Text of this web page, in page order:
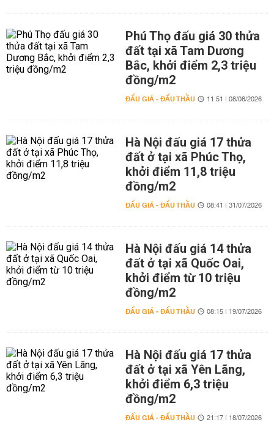
Phú Thọ đấu giá 30 thửa
đất tại xã Tam Dương
Bắc, khởi điểm 2,3 triệu
đồng/m2
ĐẤU GIÁ - ĐẤU THẦU 11:51 | 08/08/2026
Hà Nội đấu giá 17 thửa
đất ở tại xã Phúc Thọ,
khởi điểm 11,8 triệu
đồng/m2
ĐẤU GIÁ - ĐẤU THẦU 08:41 | 31/07/2026
Hà Nội đấu giá 14 thửa
đất ở tại xã Quốc Oai,
khởi điểm từ 10 triệu
đồng/m2
ĐẤU GIÁ - ĐẤU THẦU 08:15 | 19/07/2026
Hà Nội đấu giá 17 thửa
đất ở tại xã Yên Lãng,
khởi điểm 6,3 triệu
đồng/m2
ĐẤU GIÁ - ĐẤU THẦU 21:17 | 18/07/2026